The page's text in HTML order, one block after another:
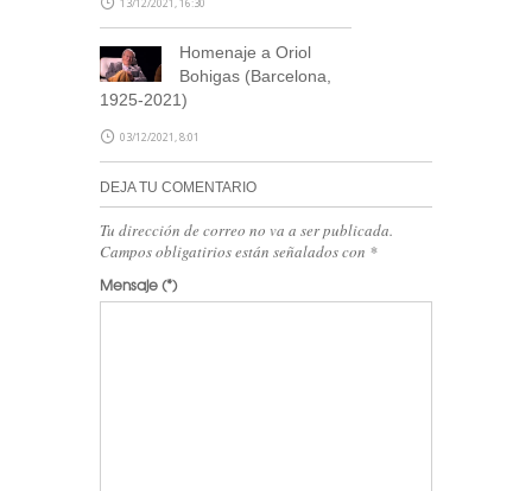
13/12/2021, 16:30
Homenaje a Oriol
Bohigas (Barcelona, ​​
1925-2021)
03/12/2021, 8:01
DEJA TU COMENTARIO
Tu dirección de correo no va a ser publicada.
Campos obligatirios están señalados con *
Mensaje(*)